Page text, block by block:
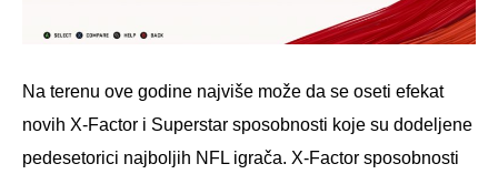
Na terenu ove godine najviše može da se oseti efekat
novih X-Factor i Superstar sposobnosti koje su dodeljene
pedesetorici najboljih NFL igrača. X-Factor sposobnosti